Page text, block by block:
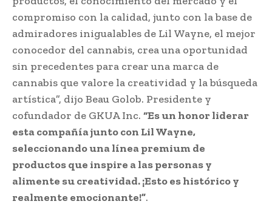
compromiso con la calidad, junto con la base de
admiradores inigualables de Lil Wayne, el mejor
conocedor del cannabis, crea una oportunidad
sin precedentes para crear una marca de
cannabis que valore la creatividad y la búsqueda
artística”, dijo Beau Golob. Presidente y
cofundador de GKUA Inc. “Es un honor liderar
esta compañía junto con Lil Wayne,
seleccionando una línea premium de
productos que inspire a las personas y
alimente su creatividad. ¡Esto es histórico y
realmente emocionante!”.